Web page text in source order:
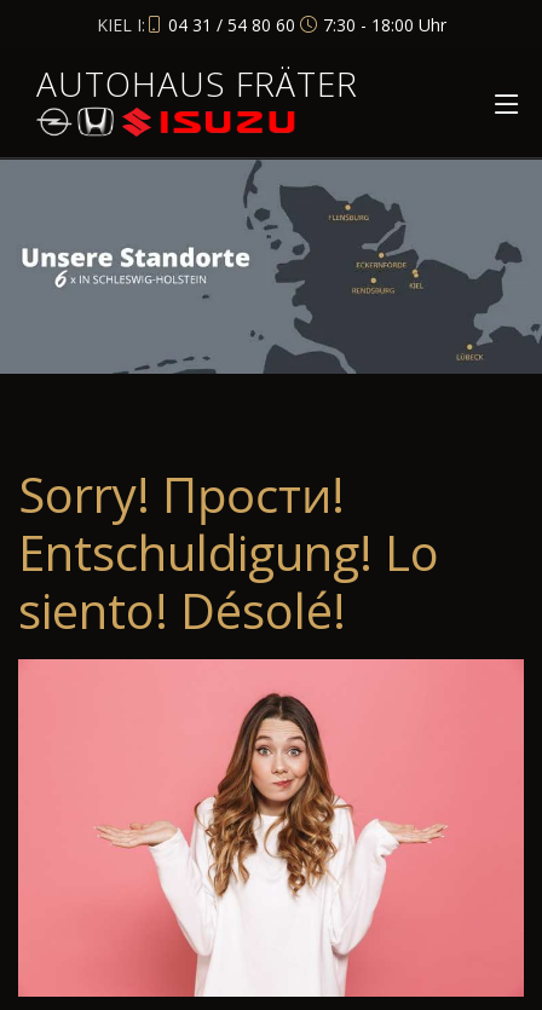
KIEL I: 04 31 / 54 80 60 7:30 - 18:00 Uhr
AUTOHAUS FRÄTER
Sorry! Прости!
Entschuldigung! Lo
siento! Désolé!